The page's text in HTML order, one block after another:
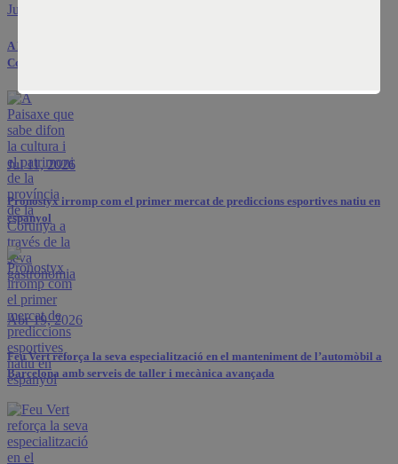
Jul 24, 2026
A Paisaxe que sabe difon la cultura i el patrimoni de la província de la
Corunya a través de la seva gastronomia
Jul 11, 2026
Pronostyx irromp com el primer mercat de prediccions esportives natiu en
espanyol
Abr 19, 2026
Feu Vert reforça la seva especialització en el manteniment de l’automòbil a
Barcelona amb serveis de taller i mecànica avançada